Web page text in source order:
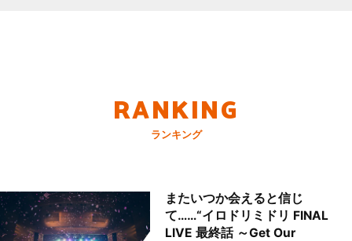
RANKING
ランキング
またいつか会えると信じ
て……“イロドリミドリ FINAL
LIVE 最終話 ～Get Our